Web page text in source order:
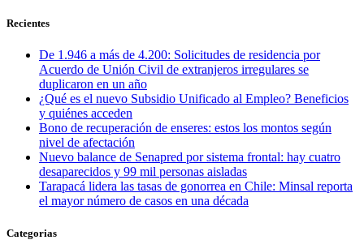
Recientes
De 1.946 a más de 4.200: Solicitudes de residencia por
Acuerdo de Unión Civil de extranjeros irregulares se
duplicaron en un año
¿Qué es el nuevo Subsidio Unificado al Empleo? Beneficios
y quiénes acceden
Bono de recuperación de enseres: estos los montos según
nivel de afectación
Nuevo balance de Senapred por sistema frontal: hay cuatro
desaparecidos y 99 mil personas aisladas
Tarapacá lidera las tasas de gonorrea en Chile: Minsal reporta
el mayor número de casos en una década
Categorias